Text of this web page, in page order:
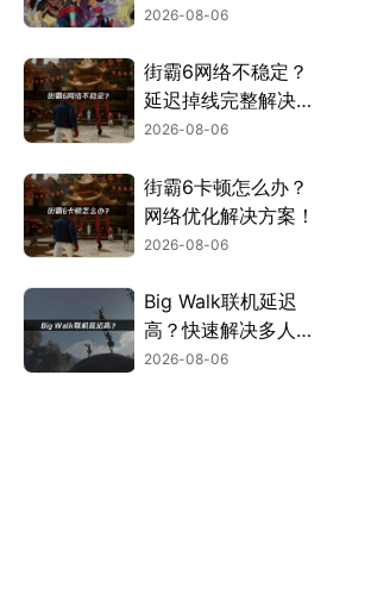
解决方案！
2026-08-06
街霸6网络不稳定？
延迟掉线完整解决指
南！
2026-08-06
街霸6卡顿怎么办？
网络优化解决方案！
2026-08-06
Big Walk联机延迟
高？快速解决多人联
机卡顿问题！
2026-08-06